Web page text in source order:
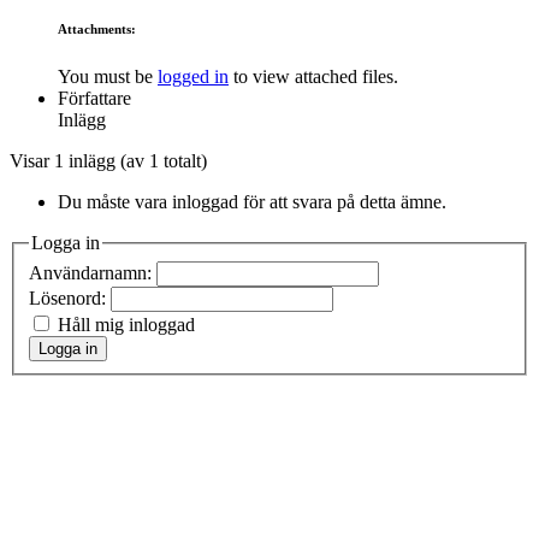
Attachments:
You must be logged in to view attached files.
Författare
Inlägg
Visar 1 inlägg (av 1 totalt)
Du måste vara inloggad för att svara på detta ämne.
Logga in
Användarnamn:
Lösenord:
Håll mig inloggad
Logga in